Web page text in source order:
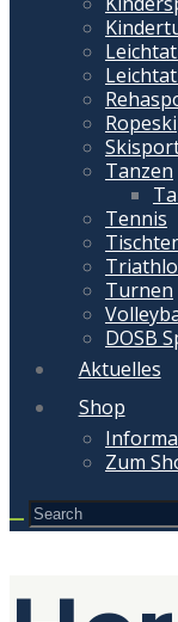
Tanzen
Tennis
Turnen
DOSB
Aktuelles
Shop
Zum